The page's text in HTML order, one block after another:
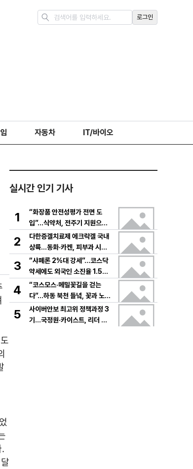
로그인
자동차 IT/바이오
실시간 인기 기사
1
“화장품 안전성평가 전면 도
입”…식약처, 전주기 지원으로
K뷰티 고도화
2
다한증겔치료제 에크락겔 국내
상륙…동화·카켄, 피부과 시장
공략
3
“샤페론 2%대 강세”…코스닥
약세에도 외국인 소진율 1.5
9% 기록
4
“코스모스·메밀꽃길을 걷는
다”…하동 북천 들녘, 꽃과 노래
로 물드는 가을의 하루
5
사이버안보 최고위 정책과정 3
기…국정원·카이스트, 리더 안